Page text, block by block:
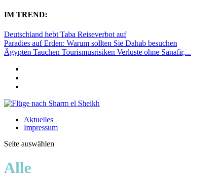
IM TREND:
Deutschland hebt Taba Reiseverbot auf
Paradies auf Erden: Warum sollten Sie Dahab besuchen
Ägypten Tauchen Tourismusrisiken Verluste ohne Sanafir,...
Aktuelles
Impressum
Seite auswählen
Alle